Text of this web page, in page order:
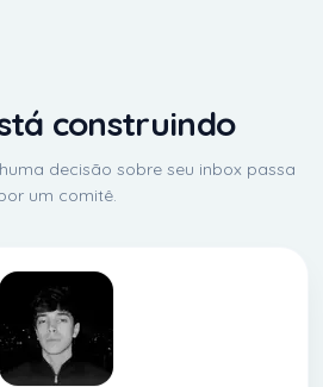
construindo
decisão sobre seu inbox passa
um comitê.